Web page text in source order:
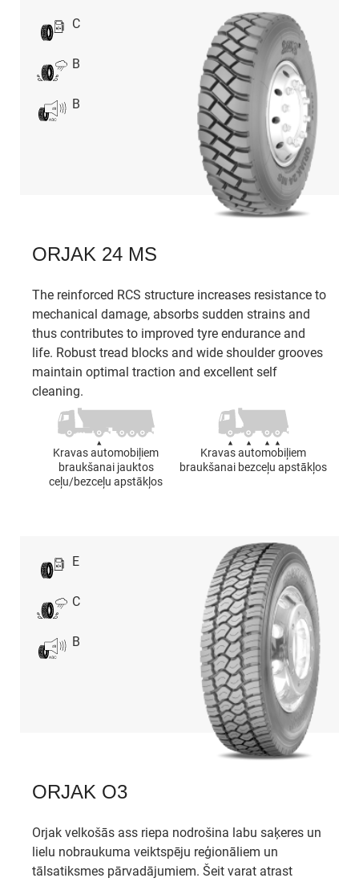
C
B
B
ORJAK 24 MS
The reinforced RCS structure increases resistance to
mechanical damage, absorbs sudden strains and
thus contributes to improved tyre endurance and
life. Robust tread blocks and wide shoulder grooves
maintain optimal traction and excellent self
cleaning.
Kravas automobiļiem
braukšanai jauktos
ceļu/bezceļu apstākļos
Kravas automobiļiem
braukšanai bezceļu apstākļos
E
C
B
ORJAK O3
Orjak velkošās ass riepa nodrošina labu saķeres un
lielu nobraukuma veiktspēju reģionāliem un
tālsatiksmes pārvadājumiem. Šeit varat atrast